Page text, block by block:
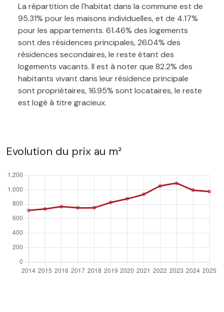
La répartition de l'habitat dans la commune est de
95.31% pour les maisons individuelles, et de 4.17%
pour les appartements. 61.46% des logements
sont des résidences principales, 26.04% des
résidences secondaires, le reste étant des
logements vacants. Il est à noter que 82.2% des
habitants vivant dans leur résidence principale
sont propriétaires, 16.95% sont locataires, le reste
est logé à titre gracieux.
Evolution du prix au m²